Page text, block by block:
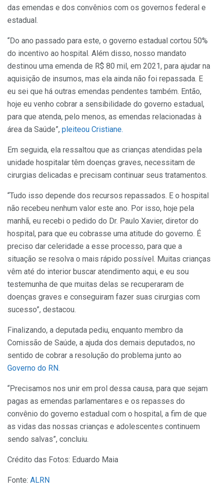
das emendas e dos convênios com os governos federal e
estadual.
“Do ano passado para este, o governo estadual cortou 50%
do incentivo ao hospital. Além disso, nosso mandato
destinou uma emenda de R$ 80 mil, em 2021, para ajudar na
aquisição de insumos, mas ela ainda não foi repassada. E
eu sei que há outras emendas pendentes também. Então,
hoje eu venho cobrar a sensibilidade do governo estadual,
para que atenda, pelo menos, as emendas relacionadas à
área da Saúde”, pleiteou Cristiane.
Em seguida, ela ressaltou que as crianças atendidas pela
unidade hospitalar têm doenças graves, necessitam de
cirurgias delicadas e precisam continuar seus tratamentos.
“Tudo isso depende dos recursos repassados. E o hospital
não recebeu nenhum valor este ano. Por isso, hoje pela
manhã, eu recebi o pedido do Dr. Paulo Xavier, diretor do
hospital, para que eu cobrasse uma atitude do governo. É
preciso dar celeridade a esse processo, para que a
situação se resolva o mais rápido possível. Muitas crianças
vêm até do interior buscar atendimento aqui, e eu sou
testemunha de que muitas delas se recuperaram de
doenças graves e conseguiram fazer suas cirurgias com
sucesso”, destacou.
Finalizando, a deputada pediu, enquanto membro da
Comissão de Saúde, a ajuda dos demais deputados, no
sentido de cobrar a resolução do problema junto ao
Governo do RN.
“Precisamos nos unir em prol dessa causa, para que sejam
pagas as emendas parlamentares e os repasses do
convênio do governo estadual com o hospital, a fim de que
as vidas das nossas crianças e adolescentes continuem
sendo salvas”, concluiu.
Crédito das Fotos: Eduardo Maia
Fonte: ALRN